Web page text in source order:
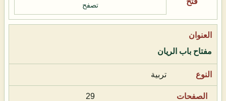
تصفح
مفتاح باب الريان
تربية
29